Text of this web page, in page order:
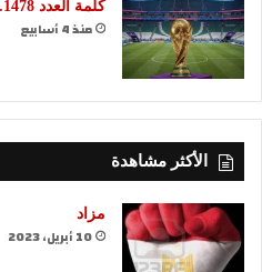
كلمة العدد 1478.. (الكورة)… هرمون السعادة
منذ 4 أسابيع
الأكثر مشاهدة
مزاد
10 أبريل، 2023